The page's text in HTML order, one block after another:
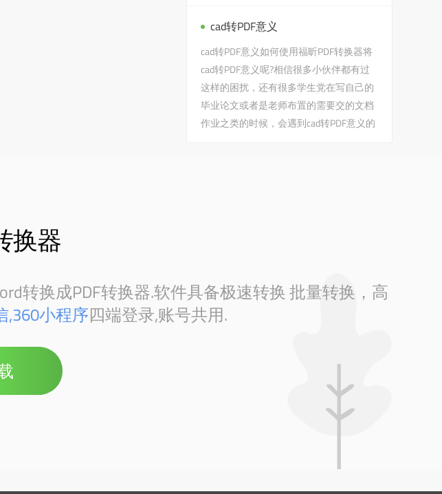
cad转PDF意义
cad转PDF意义如何使用福昕PDF转换器将
cad转PDF意义呢?相信很多小伙伴都有过
这样的困扰，还有很多学生党在写自己的
毕业论文或者是老师布置的需要交的文档
作业之类的时候，会遇到cad转PDF意义的
换器
转换成PDF转换器.软件具备极速转换 批量转换，高
,360小程序四端登录,账号共用.